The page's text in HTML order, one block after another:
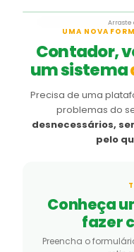
Arraste
UMA NOVA
Contador,
um sistema
Precisa de uma
problemas do
desnecessários,
pelo
Conheça
fazer
Preencha o